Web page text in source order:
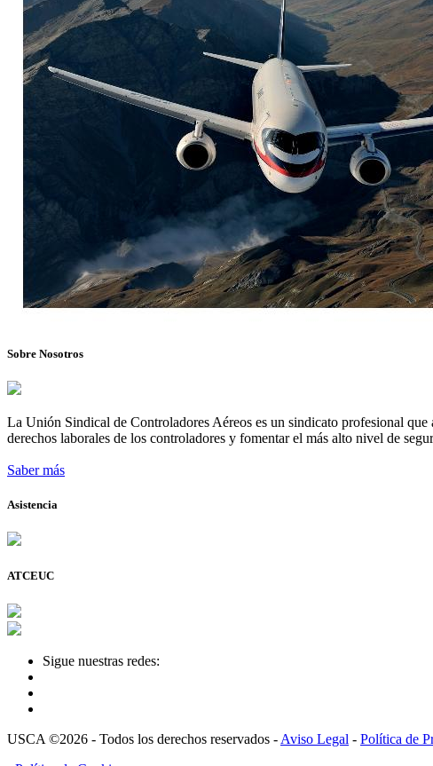
Sobre Nosotros
La Unión Sindical de Controladores Aéreos es un sindicato profesional
derechos laborales de los controladores y fomentar el más alto nivel de
Saber más
Asistencia
ATCEUC
Sigue nuestras redes:
USCA ©2026 - Todos los derechos reservados - Aviso Legal - Política de